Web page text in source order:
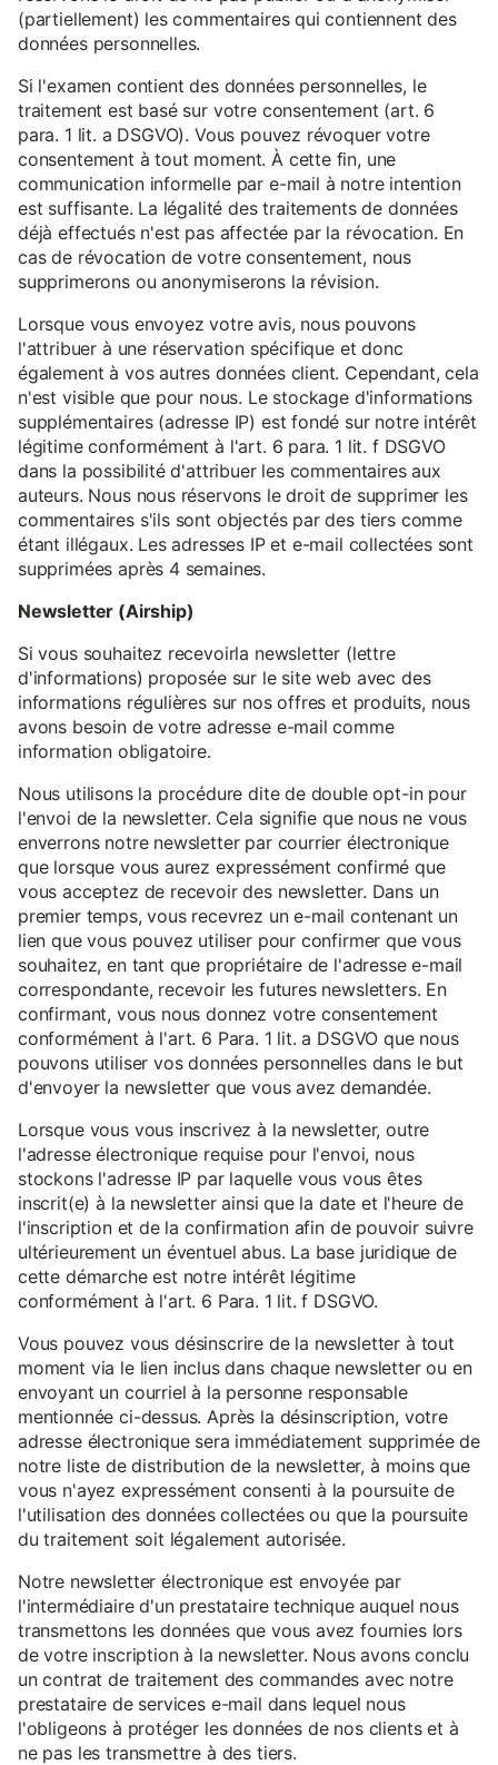
(partiellement) les commentaires qui contiennent des
données personnelles.
Si l'examen contient des données personnelles, le
traitement est basé sur votre consentement (art. 6
para. 1 lit. a DSGVO). Vous pouvez révoquer votre
consentement à tout moment. À cette fin, une
communication informelle par e-mail à notre intention
est suffisante. La légalité des traitements de données
déjà effectués n'est pas affectée par la révocation. En
cas de révocation de votre consentement, nous
supprimerons ou anonymiserons la révision.
Lorsque vous envoyez votre avis, nous pouvons
l'attribuer à une réservation spécifique et donc
également à vos autres données client. Cependant, cela
n'est visible que pour nous. Le stockage d'informations
supplémentaires (adresse IP) est fondé sur notre intérêt
légitime conformément à l'art. 6 para. 1 lit. f DSGVO
dans la possibilité d'attribuer les commentaires aux
auteurs. Nous nous réservons le droit de supprimer les
commentaires s'ils sont objectés par des tiers comme
étant illégaux. Les adresses IP et e-mail collectées sont
supprimées après 4 semaines.
Newsletter (Airship)
Si vous souhaitez recevoirla newsletter (lettre
d'informations) proposée sur le site web avec des
informations régulières sur nos offres et produits, nous
avons besoin de votre adresse e-mail comme
information obligatoire.
Nous utilisons la procédure dite de double opt-in pour
l'envoi de la newsletter. Cela signifie que nous ne vous
enverrons notre newsletter par courrier électronique
que lorsque vous aurez expressément confirmé que
vous acceptez de recevoir des newsletter. Dans un
premier temps, vous recevrez un e-mail contenant un
lien que vous pouvez utiliser pour confirmer que vous
souhaitez, en tant que propriétaire de l'adresse e-mail
correspondante, recevoir les futures newsletters. En
confirmant, vous nous donnez votre consentement
conformément à l'art. 6 Para. 1 lit. a DSGVO que nous
pouvons utiliser vos données personnelles dans le but
d'envoyer la newsletter que vous avez demandée.
Lorsque vous vous inscrivez à la newsletter, outre
l'adresse électronique requise pour l'envoi, nous
stockons l'adresse IP par laquelle vous vous êtes
inscrit(e) à la newsletter ainsi que la date et l'heure de
l'inscription et de la confirmation afin de pouvoir suivre
ultérieurement un éventuel abus. La base juridique de
cette démarche est notre intérêt légitime
conformément à l'art. 6 Para. 1 lit. f DSGVO.
Vous pouvez vous désinscrire de la newsletter à tout
moment via le lien inclus dans chaque newsletter ou en
envoyant un courriel à la personne responsable
mentionnée ci-dessus. Après la désinscription, votre
adresse électronique sera immédiatement supprimée de
notre liste de distribution de la newsletter, à moins que
vous n'ayez expressément consenti à la poursuite de
l'utilisation des données collectées ou que la poursuite
du traitement soit légalement autorisée.
Notre newsletter électronique est envoyée par
l'intermédiaire d'un prestataire technique auquel nous
transmettons les données que vous avez fournies lors
de votre inscription à la newsletter. Nous avons conclu
un contrat de traitement des commandes avec notre
prestataire de services e-mail dans lequel nous
l'obligeons à protéger les données de nos clients et à
ne pas les transmettre à des tiers.